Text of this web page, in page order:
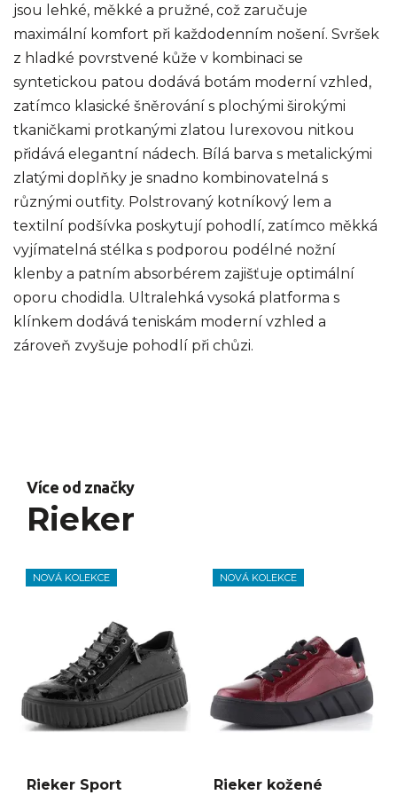
jsou lehké, měkké a pružné, což zaručuje
maximální komfort při každodenním nošení. Svršek
z hladké povrstvené kůže v kombinaci se
syntetickou patou dodává botám moderní vzhled,
zatímco klasické šněrování s plochými širokými
tkaničkami protkanými zlatou lurexovou nitkou
přidává elegantní nádech. Bílá barva s metalickými
zlatými doplňky je snadno kombinovatelná s
různými outfity. Polstrovaný kotníkový lem a
textilní podšívka poskytují pohodlí, zatímco měkká
vyjímatelná stélka s podporou podélné nožní
klenby a patním absorbérem zajišťuje optimální
oporu chodidla. Ultralehká vysoká platforma s
klínkem dodává teniskám moderní vzhled a
zároveň zvyšuje pohodlí při chůzi.
Více od značky
Rieker
NOVÁ KOLEKCE
Rieker Sport
NOVÁ KOLEKCE
Rieker kožené